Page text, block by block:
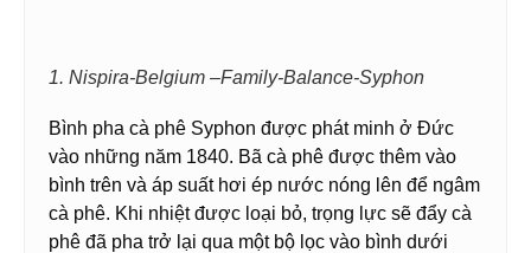
1. Nispira-Belgium –Family-Balance-Syphon
Bình pha cà phê Syphon được phát minh ở Đức
vào những năm 1840. Bã cà phê được thêm vào
bình trên và áp suất hơi ép nước nóng lên để ngâm
cà phê. Khi nhiệt được loại bỏ, trọng lực sẽ đẩy cà
phê đã pha trở lại qua một bộ lọc vào bình dưới